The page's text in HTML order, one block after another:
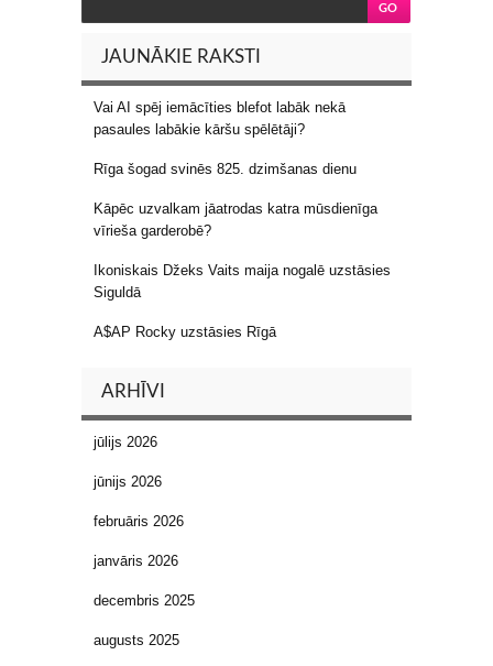
JAUNĀKIE RAKSTI
Vai AI spēj iemācīties blefot labāk nekā
pasaules labākie kāršu spēlētāji?
Rīga šogad svinēs 825. dzimšanas dienu
Kāpēc uzvalkam jāatrodas katra mūsdienīga
vīrieša garderobē?
Ikoniskais Džeks Vaits maija nogalē uzstāsies
Siguldā
A$AP Rocky uzstāsies Rīgā
ARHĪVI
jūlijs 2026
jūnijs 2026
februāris 2026
janvāris 2026
decembris 2025
augusts 2025